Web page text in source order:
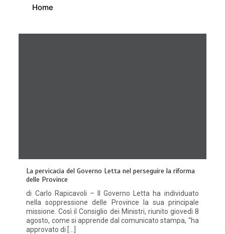
Home
La pervicacia del Governo Letta nel perseguire la riforma
delle Province
di Carlo Rapicavoli – Il Governo Letta ha individuato
nella soppressione delle Province la sua principale
missione. Così il Consiglio dei Ministri, riunito giovedì 8
agosto, come si apprende dal comunicato stampa, “ha
approvato di […]